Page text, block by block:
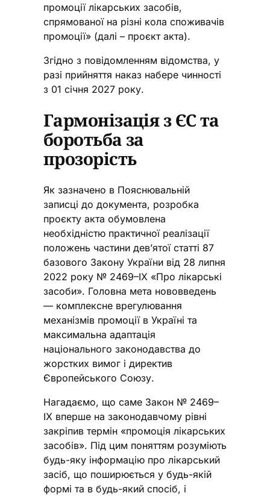
промоції лікарських засобів,
спрямованої на різні кола споживачів
промоції» (далі – проєкт акта).
Згідно з повідомленням відомства, у
разі прийняття наказ набере чинності
з 01 січня 2027 року.
Гармонізація з ЄС та
боротьба за
прозорість
Як зазначено в Пояснювальній
записці до документа, розробка
проєкту акта обумовлена
необхідністю практичної реалізації
положень частини дев’ятої статті 87
базового Закону України від 28 липня
2022 року № 2469–ІХ «Про лікарські
засоби». Головна мета нововведень
— комплексне врегулювання
механізмів промоції в Україні та
максимальна адаптація
національного законодавства до
жорстких вимог і директив
Європейського Союзу.
Нагадаємо, що саме Закон № 2469–
ІХ вперше на законодавчому рівні
закріпив термін «промоція лікарських
засобів». Під цим поняттям розуміють
будь-яку інформацію про лікарський
засіб, що поширюється у будь-якій
формі та в будь-який спосіб, і